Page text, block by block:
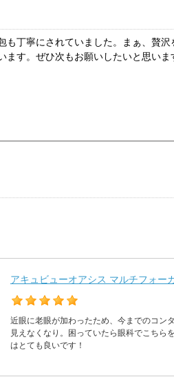
も丁寧にされていました。まぁ、贅
す。ぜひ次もお願いしたいと思いま
アキュビューオアシス マルチフォ
近眼に老眼が加わったため、今までのコン
見えなくなり。困っていたら眼科でこちら
はとても良いです！